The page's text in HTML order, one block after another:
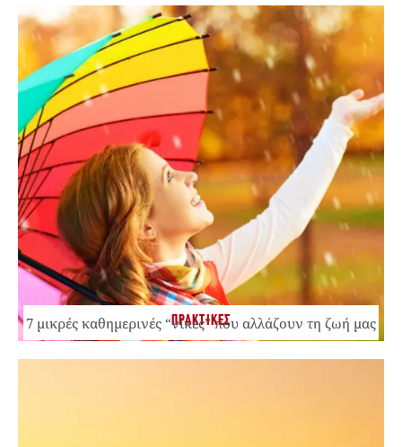
ΠΡΑΚΤΙΚΕΣ
7 μικρές καθημερινές “νίκες” που αλλάζουν τη ζωή μας